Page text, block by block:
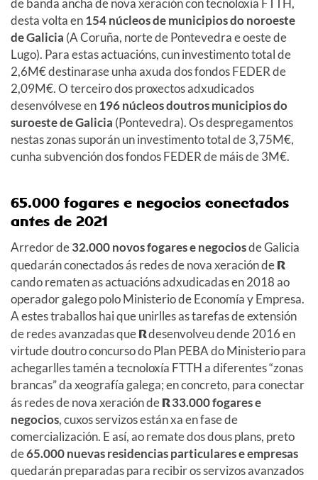
de banda ancha de nova xeración con tecnoloxía FTTH,
desta volta en154 núcleos de municipios do noroeste
de Galicia (A Coruña, norte de Pontevedra e oeste de
Lugo). Para estas actuacións, cun investimento total de
2,6M€ destinarase unha axuda dos fondos FEDER de
2,09M€. O terceiro dos proxectos adxudicados
desenvólvese en196 núcleos doutros municipios do
suroeste de Galicia (Pontevedra). Os despregamentos
nestas zonas suporán un investimento total de 3,75M€,
cunha subvención dos fondos FEDER de máis de 3M€.
65.000 fogares e negocios conectados
antes de 2021
Arredor de32.000 novos fogares e negociosde Galicia
quedarán conectados ás redes de nova xeración deR
cando rematen as actuacións adxudicadas en 2018 ao
operador galego polo Ministerio de Economía y Empresa.
A estes traballos hai que unirlles as tarefas de extensión
de redes avanzadas queRdesenvolveu dende 2016 en
virtude doutro concurso do Plan PEBA do Ministerio para
achegarlles tamén a tecnoloxía FTTH a diferentes “zonas
brancas” da xeografía galega; en concreto, para conectar
ás redes de nova xeración deR33.000 fogares e
negocios, cuxos servizos están xa en fase de
comercialización. E así, ao remate dos dous plans, preto
de65.000 nuevas residencias particulares e empresas
quedarán preparadas para recibir os servizos avanzados